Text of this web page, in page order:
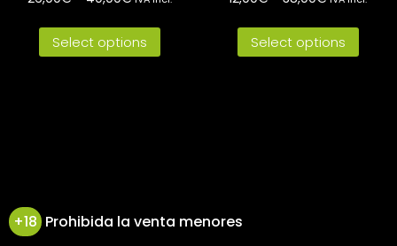
Select options Select options
+18 Prohibida la venta menores